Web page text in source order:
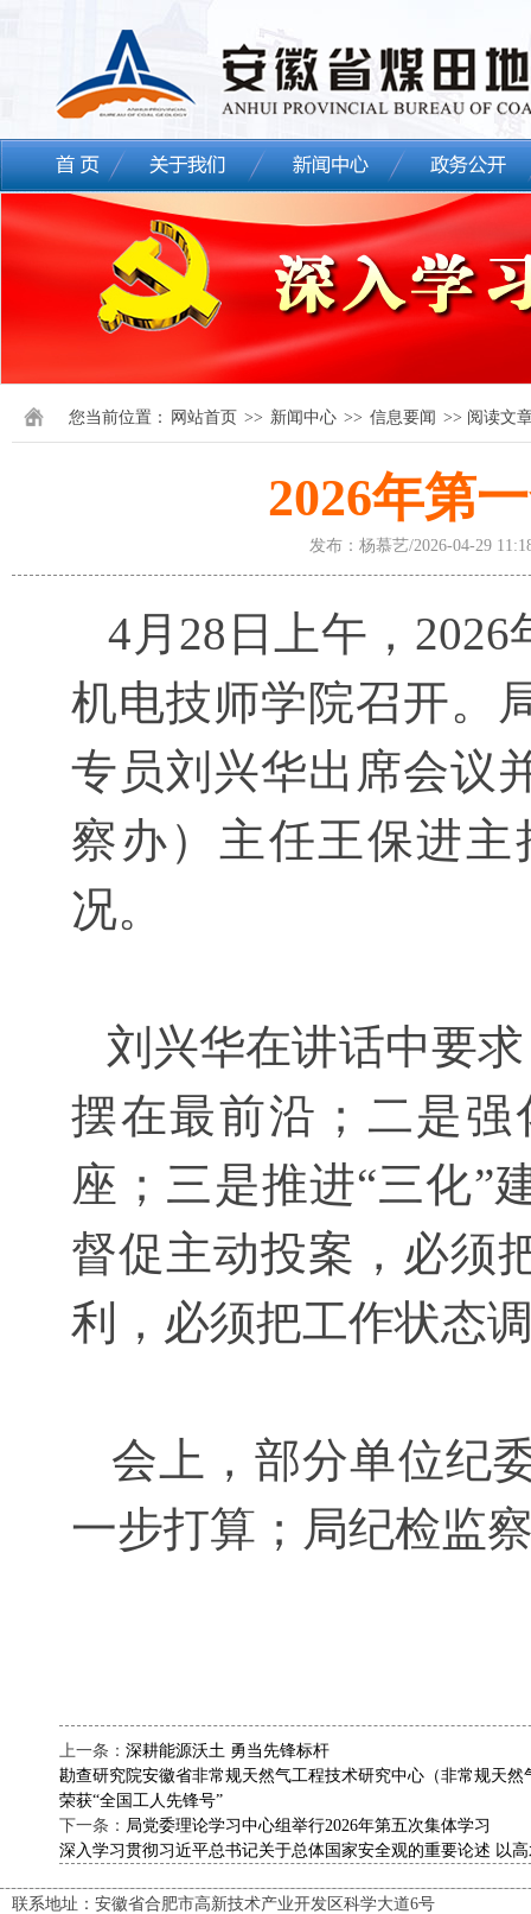
您当前位置： 网站首页 >> 新闻中心 >> 信息要闻 >> 阅读文
2026年第
发布：杨慕艺/2026-04-29
4月28日上午，
机电技师学院召开。
专员刘兴华出席会议
察办）主任王保进
况。
刘兴华在讲话中要
摆在最前沿；二是
座；三是推进“三化”
督促主动投案，必须
利，必须把工作状态
会上，部分单位纪
一步打算；局纪检监
上一条： 深耕能源沃土 勇当先锋标杆
勘查研究院安徽省非常规天然气工程技术研究中心（非常规天然
荣获“全国工人先锋号”
下一条： 局党委理论学习中心组举行2026年第五次集体学习
深入学习贯彻习近平总书记关于总体国家安全观的重要论述 以
联系地址：安徽省合肥市高新技术产业开发区科学大道6号